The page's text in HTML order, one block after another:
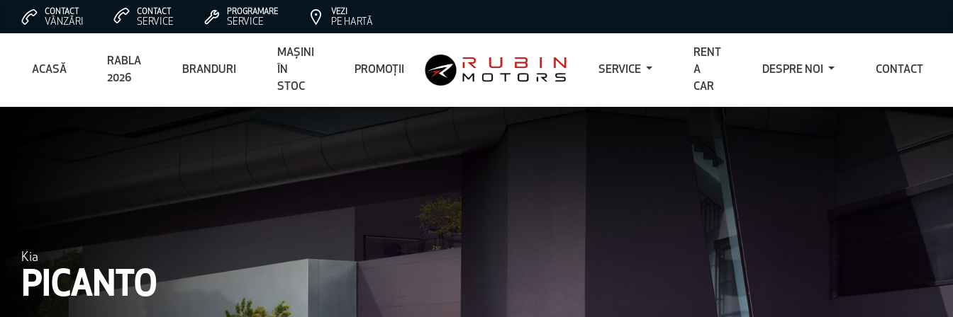
CONTACT
VÂNZĂRI
CONTACT
SERVICE
PROGRAMARE
SERVICE
VEZI
PE HARTĂ
ACASĂ
RABLA
2026
BRANDURI
MAȘINI
ÎN
STOC
PROMOȚII SERVICE
RENT
A
CAR
DESPRE NOI CONTACT
Kia
PICANTO